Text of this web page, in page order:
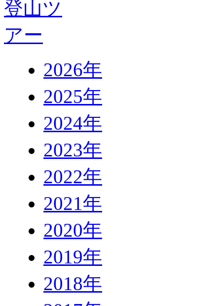
2026年
2025年
2024年
2023年
2022年
2021年
2020年
2019年
2018年